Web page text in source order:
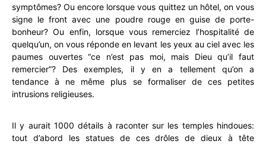
symptômes? Ou encore lorsque vous quittez un hôtel, on vous
signe le front avec une poudre rouge en guise de porte-
bonheur? Ou enfin, lorsque vous remerciez l’hospitalité de
quelqu’un, on vous réponde en levant les yeux au ciel avec les
paumes ouvertes “ce n’est pas moi, mais Dieu qu’il faut
remercier”? Des exemples, il y en a tellement qu’on a
tendance à ne même plus se formaliser de ces petites
intrusions religieuses.
Il y aurait 1000 détails à raconter sur les temples hindoues:
tout d’abord les statues de ces drôles de dieux à tête